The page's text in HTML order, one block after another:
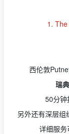
1.
西伦敦
瑞
50分
另外还有深层组
详细服